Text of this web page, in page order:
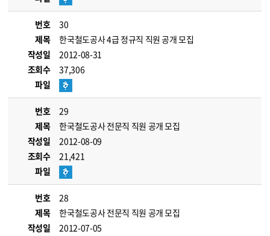
번호
30
제목
한국철도공사 4급 정규직 직원 공개 모집
작성일
2012-08-31
조회수
37,306
파일
번호
29
제목
한국철도공사 전문직 직원 공개 모집
작성일
2012-08-09
조회수
21,421
파일
번호
28
제목
한국철도공사 전문직 직원 공개 모집
작성일
2012-07-05